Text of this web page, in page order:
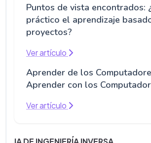
Puntos de vista encontrados:
práctico el aprendizaje
proyectos?
Ver artículo
Aprender de los
Aprender con los
Ver artículo